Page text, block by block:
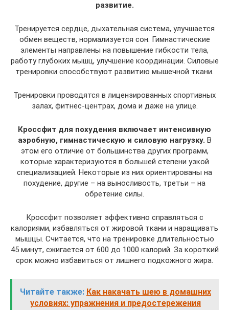
развитие.
Тренируется сердце, дыхательная система, улучшается
обмен веществ, нормализуется сон. Гимнастические
элементы направлены на повышение гибкости тела,
работу глубоких мышц, улучшение координации. Силовые
тренировки способствуют развитию мышечной ткани.
Тренировки проводятся в лицензированных спортивных
залах, фитнес-центрах, дома и даже на улице.
Кроссфит для похудения включает интенсивную
аэробную, гимнастическую и силовую нагрузку. В
этом его отличие от большинства других программ,
которые характеризуются в большей степени узкой
специализацией. Некоторые из них ориентированы на
похудение, другие – на выносливость, третьи – на
обретение силы.
Кроссфит позволяет эффективно справляться с
калориями, избавляться от жировой ткани и наращивать
мышцы. Считается, что на тренировке длительностью
45 минут, сжигается от 600 до 1000 калорий. За короткий
срок можно избавиться от лишнего подкожного жира.
Читайте также: Как накачать шею в домашних
условиях: упражнения и предостережения